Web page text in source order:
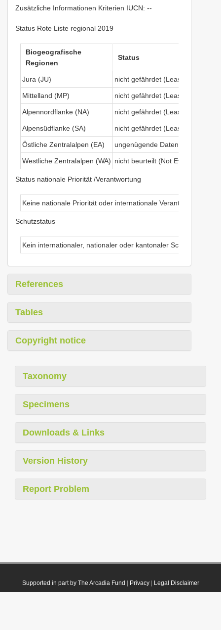
Zusätzliche Informationen Kriterien IUCN: --
Status Rote Liste regional 2019
Biogeografische
Regionen
Status
Jura (JU) nicht gefährdet (Least Concern)
Mittelland (MP) nicht gefährdet (Least Concern)
Alpennordflanke (NA) nicht gefährdet (Least Concern)
Alpensüdflanke (SA) nicht gefährdet (Least Concern)
Östliche Zentralalpen (EA) ungenügende Datengrundlage
Westliche Zentralalpen (WA) nicht beurteilt (Not Evaluated)
Status nationale Priorität /Verantwortung
Keine nationale Priorität oder internationale Verantwortung
Schutzstatus
Kein internationaler, nationaler oder kantonaler Schutz
References
Tables
Copyright notice
Taxonomy
Specimens
Downloads & Links
Version History
Report Problem
Supported in part by The Arcadia Fund Privacy| Legal Disclaimer